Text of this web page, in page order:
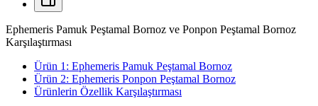
Ephemeris Pamuk Peştamal Bornoz ve Ponpon Peştamal Bornoz
Karşılaştırması
Ürün 1: Ephemeris Pamuk Peştamal Bornoz
Ürün 2: Ephemeris Ponpon Peştamal Bornoz
Ürünlerin Özellik Karşılaştırması